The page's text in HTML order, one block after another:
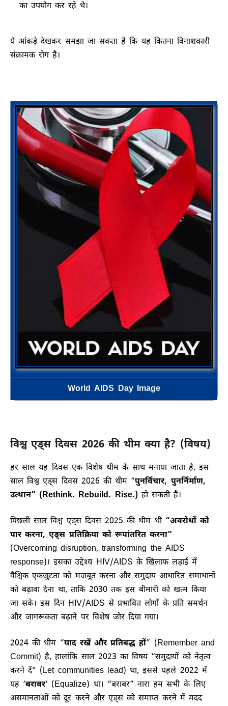
का उपयोग कर रहे थे।
ये आंकड़े देखकर समझा जा सकता है कि यह कितना विनाशकारी
संक्रामक रोग है।
World AIDS Day Image
विश्व एड्स दिवस 2026 की थीम क्या है? (विषय)
हर साल यह दिवस एक विशेष थीम के साथ मनाया जाता है, इस
साल विश्व एड्स दिवस 2026 की थीम “पुनर्विचार, पुनर्निर्माण,
उत्थान” (Rethink. Rebuild. Rise.)हो सकती है।
पिछली साल विश्व एड्स दिवस 2025 की थीम थी “अवरोधों को
पार करना, एड्स प्रतिक्रिया को रूपांतरित करना”
(Overcoming disruption, transforming the AIDS
response)। इसका उद्देश्य HIV/AIDS के खिलाफ लड़ाई में
वैश्विक एकजुटता को मजबूत करना और समुदाय आधारित समाधानों
को बढ़ावा देना था, ताकि 2030 तक इस बीमारी को खत्म किया
जा सके। इस दिन HIV/AIDS से प्रभावित लोगों के प्रति समर्थन
और जागरूकता बढ़ाने पर विशेष जोर दिया गया।
2024 की थीम “याद रखें और प्रतिबद्ध हों” (Remember and
Commit) है, हालांकि साल 2023 का विषय “समुदायों को नेतृत्व
करने दें” (Let communities lead) था, इससे पहले 2022 में
यह ‘बराबर‘ (Equalize) था। “बराबर” नारा हम सभी के लिए
असमानताओं को दूर करने और एड्स को समाप्त करने में मदद